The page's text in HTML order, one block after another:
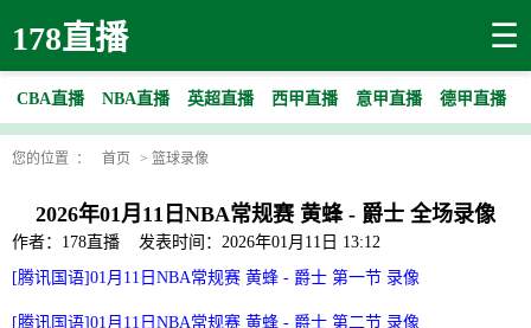
178直播 ☰
CBA直播 NBA直播 英超直播 西甲直播 意甲直播 德甲直播
您的位置 ： 首页 > 篮球录像
2026年01月11日NBA常规赛 黄蜂 - 爵士 全场录像
作者：178直播
发表时间：2026年01月11日 13:12
[腾讯国语]01月11日NBA常规赛 黄蜂 - 爵士 第一节 录像
[腾讯国语]01月11日NBA常规赛 黄蜂 - 爵士 第二节 录像